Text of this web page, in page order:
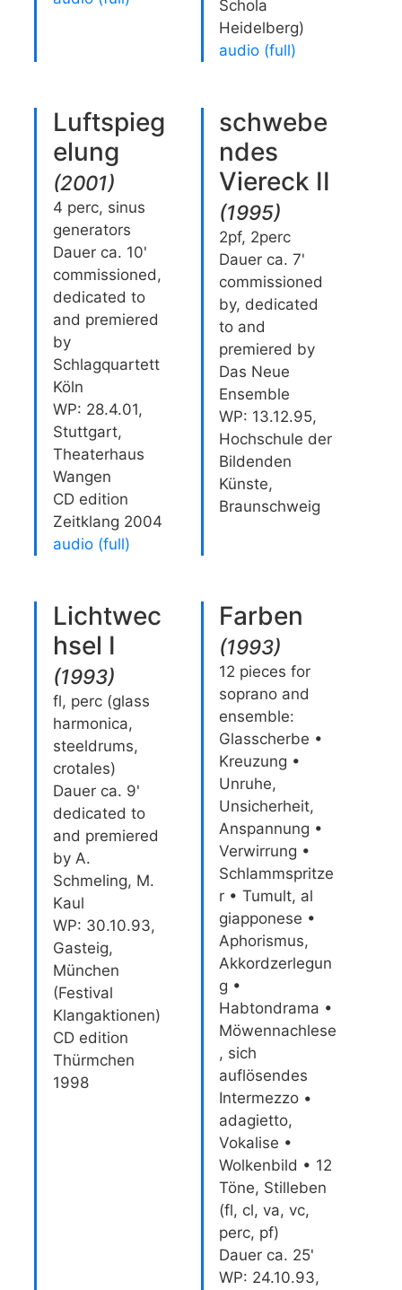
Schola
Heidelberg)
audio (full)
Luftspieg
elung
(2001)
4 perc, sinus
generators
Dauer ca. 10'
commissioned,
dedicated to
and premiered
by
Schlagquartett
Köln
WP: 28.4.01,
Stuttgart,
Theaterhaus
Wangen
CD edition
Zeitklang 2004
audio (full)
schwebe
ndes
Viereck II
(1995)
2pf, 2perc
Dauer ca. 7'
commissioned
by, dedicated
to and
premiered by
Das Neue
Ensemble
WP: 13.12.95,
Hochschule der
Bildenden
Künste,
Braunschweig
Lichtwec
hsel I
(1993)
fl, perc (glass
harmonica,
steeldrums,
crotales)
Dauer ca. 9'
dedicated to
and premiered
by A.
Schmeling, M.
Kaul
WP: 30.10.93,
Gasteig,
München
(Festival
Klangaktionen)
CD edition
Thürmchen
1998
Farben
(1993)
12 pieces for
soprano and
ensemble:
Glasscherbe •
Kreuzung •
Unruhe,
Unsicherheit,
Anspannung •
Verwirrung •
Schlammspritze
r • Tumult, al
giapponese •
Aphorismus,
Akkordzerlegun
g •
Habtondrama •
Möwennachlese
, sich
auflösendes
Intermezzo •
adagietto,
Vokalise •
Wolkenbild • 12
Töne, Stilleben
(fl, cl, va, vc,
perc, pf)
Dauer ca. 25'
WP: 24.10.93,